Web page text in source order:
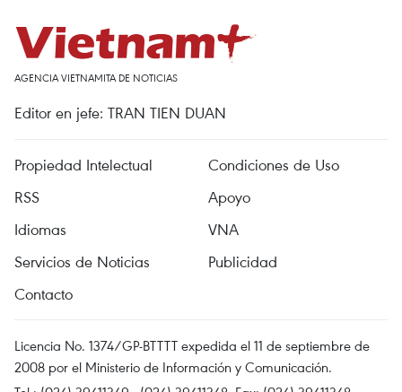
AGENCIA VIETNAMITA DE NOTICIAS
Editor en jefe: TRAN TIEN DUAN
Propiedad Intelectual
Condiciones de Uso
RSS
Apoyo
Idiomas
VNA
Servicios de Noticias
Publicidad
Contacto
Licencia No. 1374/GP-BTTTT expedida el 11 de septiembre de
2008 por el Ministerio de Información y Comunicación.